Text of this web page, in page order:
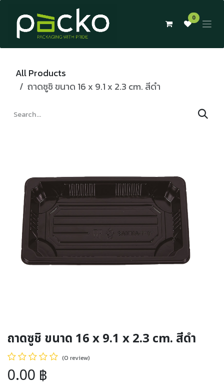
Skip to Content
0
All Products
ถาดซูชิ ขนาด 16 x 9.1 x 2.3 cm. สีดำ
ถาดซูชิ ขนาด 16 x 9.1 x 2.3 cm. สีดำ
(0 review)
0.00 ฿